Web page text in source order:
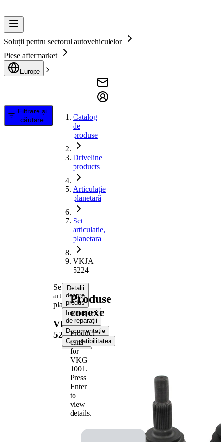
Soluții pentru sectorul autovehiculelor
Piese aftermarket
Europe
Filtrare și
căutare
Catalog
de
produse
Driveline
products
Articulație
planetară
Set
articulatie,
planetara
VKJA
5224
Set
articulatie,
planetara
VKJA
5224
Detalii
despre
produs
Instrucțiuni
de reparații
Documentație
Compatibilitatea
Numere
OE
Informații despre
Proprietate
Dimensiune
Dantura
Produse
conexe
Product
card
for
VKG
1001 .
Press
Enter
to
view
details.